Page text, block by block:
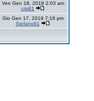
Ven Gen 18, 2019 2:03 am
cris81
Gio Gen 17, 2019 7:16 pm
Stefano81